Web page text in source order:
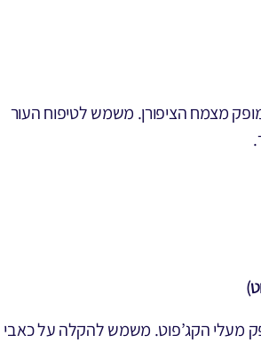
מצמח הציפורן. משמש לטיפוח העור
מעלי הקג’פוט. משמש להקלה על כאבי